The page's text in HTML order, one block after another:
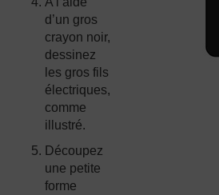
d’un gros
crayon noir,
dessinez
les gros fils
électriques,
comme
illustré.
Découpez
une petite
forme